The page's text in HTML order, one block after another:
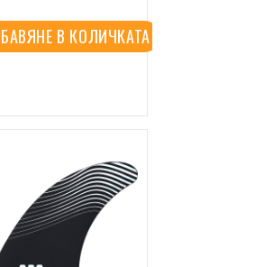
Carbon Fiber
В КОЛИЧКАТА